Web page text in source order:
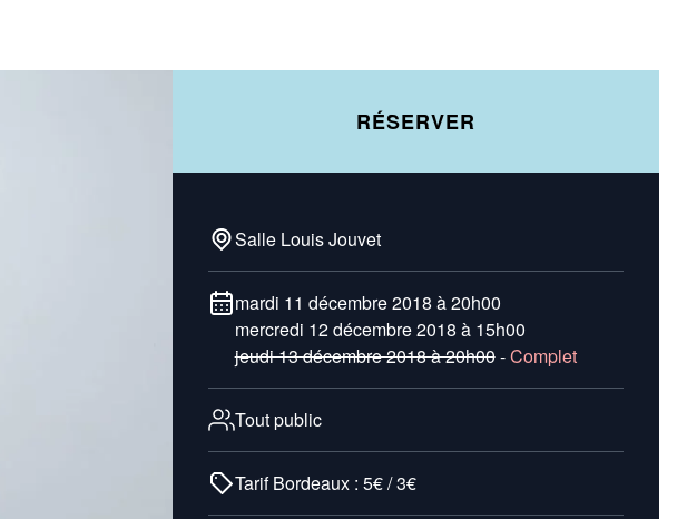
RÉSERVER
Salle Louis Jouvet
mardi 11 décembre 2018 à 20h00
mercredi 12 décembre 2018 à 15h00
jeudi 13 décembre 2018 à 20h00-Complet
Tout public
Tarif Bordeaux : 5€ / 3€